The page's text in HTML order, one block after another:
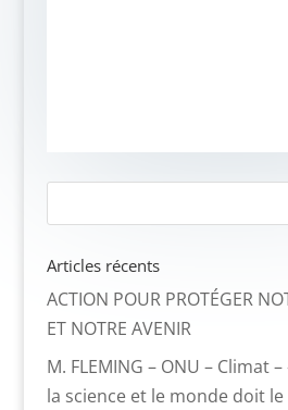
Articles récents
ACTION POUR PROTÉGER
ET NOTRE AVENIR
M. FLEMING – ONU – Climat
la science et le monde doit le